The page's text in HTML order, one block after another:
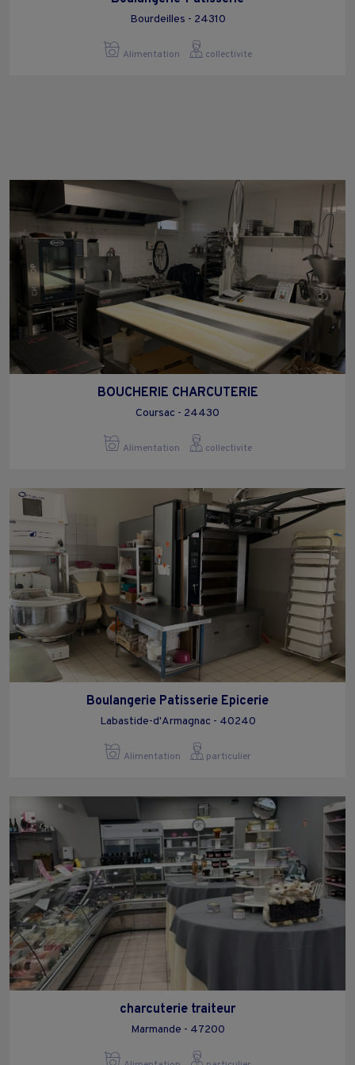
Bourdeilles - 24310
Alimentation collectivite
BOUCHERIE CHARCUTERIE
Coursac - 24430
Alimentation collectivite
Boulangerie Patisserie Epicerie
Labastide-d'Armagnac - 40240
Alimentation particulier
charcuterie traiteur
Marmande - 47200